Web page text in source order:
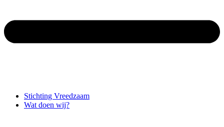
Stichting Vreedzaam
Wat doen wij?